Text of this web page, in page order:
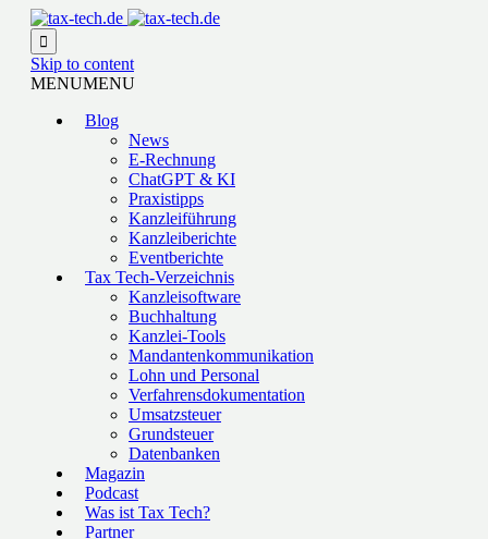

Skip to content
MENUMENU
Blog
News
E-Rechnung
ChatGPT & KI
Praxistipps
Kanzleiführung
Kanzleiberichte
Eventberichte
Tax Tech-Verzeichnis
Kanzleisoftware
Buchhaltung
Kanzlei-Tools
Mandantenkommunikation
Lohn und Personal
Verfahrensdokumentation
Umsatzsteuer
Grundsteuer
Datenbanken
Magazin
Podcast
Was ist Tax Tech?
Partner